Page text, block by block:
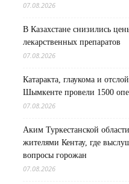
07.08.2026
В Казахстане снизились
лекарственных препаратов
07.08.2026
Катаракта, глаукома и
Шымкенте провели 1500
07.08.2026
Аким Туркестанской
жителями Кентау, где
вопросы горожан
07.08.2026